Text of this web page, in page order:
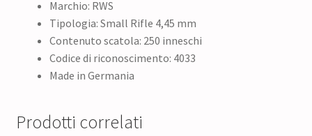
Marchio: RWS
Tipologia: Small Rifle 4,45 mm
Contenuto scatola: 250 inneschi
Codice di riconoscimento: 4033
Made in Germania
Prodotti correlati